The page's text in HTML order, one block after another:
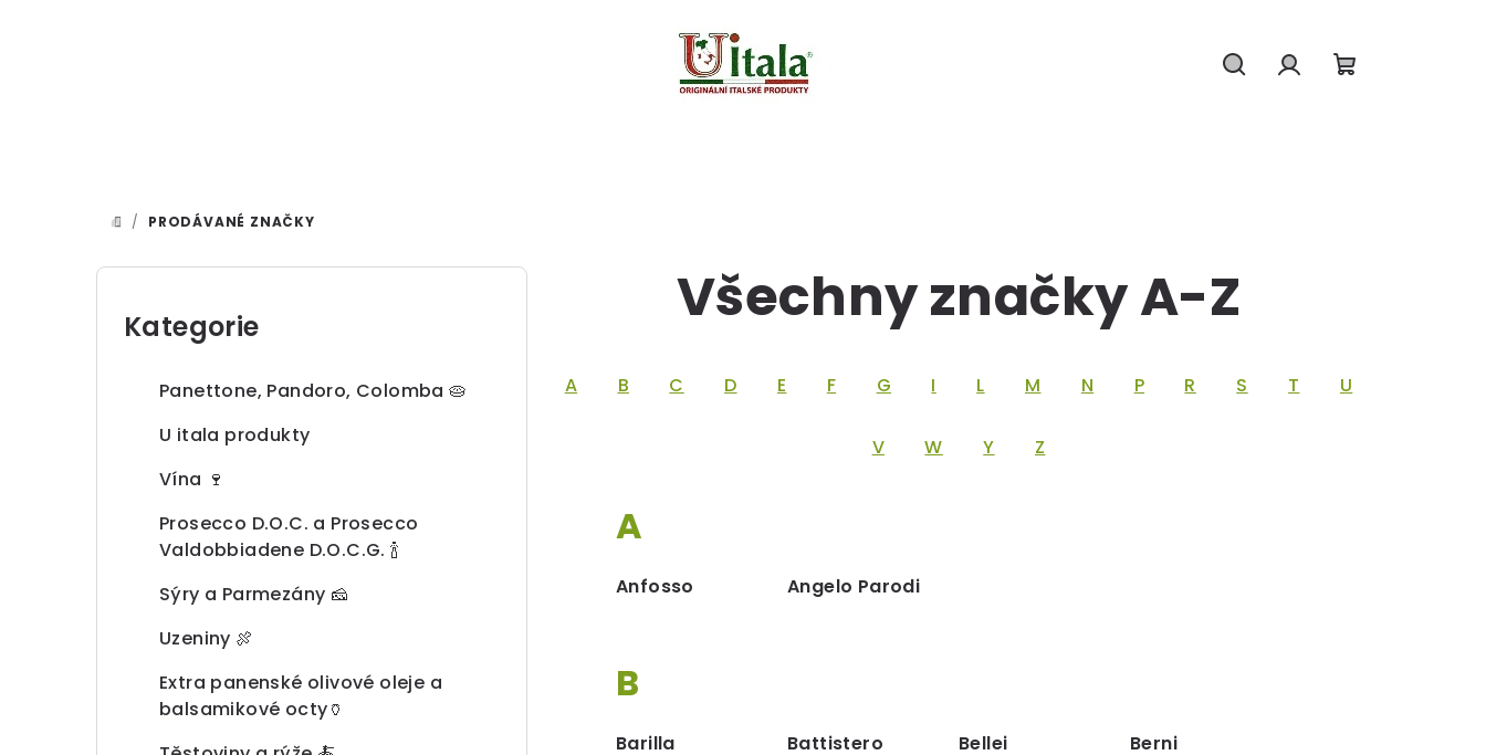
DOMŮ
/ PRODÁVANÉ ZNAČKY
P
Přeskočit
kategorie
Kategorie
Panettone, Pandoro, Colomba 🥧
U itala produkty
Vína 🍷
Prosecco D.O.C. a Prosecco
Valdobbiadene D.O.C.G. 🍾
Sýry a Parmezány 🧀
Uzeniny 🍖
Extra panenské olivové oleje a
balsamikové octy🏺
Všechny značky A-Z
A B C D E F G I L M N P R S T U
V W Y Z
A
Anfosso Angelo Parodi
B
Barilla Battistero Bellei
Berni